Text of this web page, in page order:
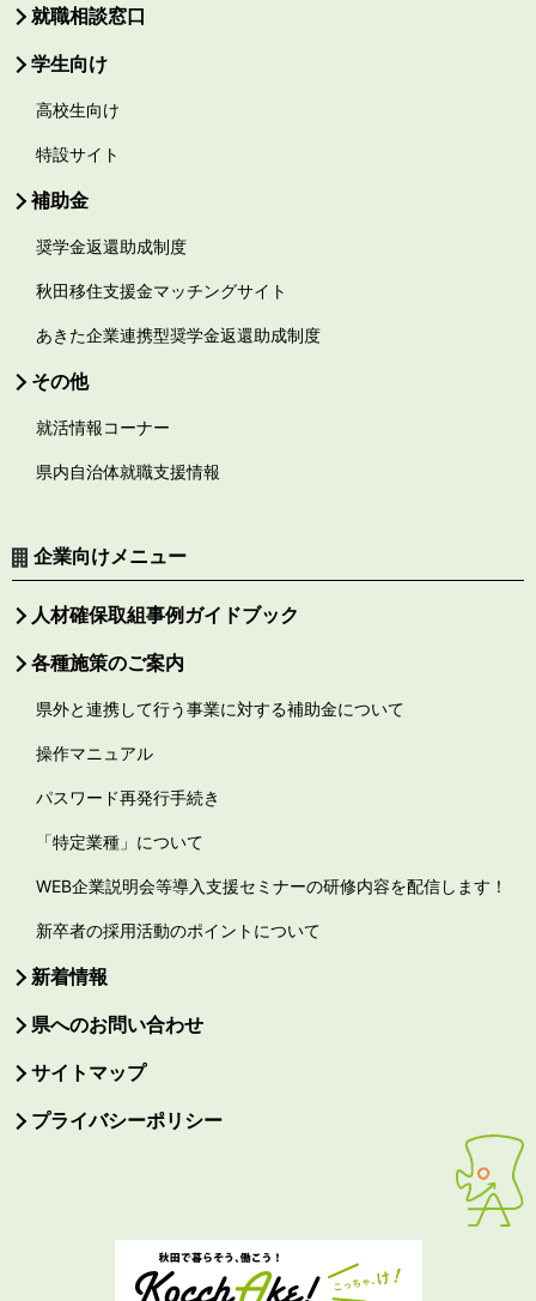
就職相談窓口
学生向け
高校生向け
特設サイト
補助金
奨学金返還助成制度
秋田移住支援金マッチングサイト
あきた企業連携型奨学金返還助成制度
その他
就活情報コーナー
県内自治体就職支援情報
企業向けメニュー
人材確保取組事例ガイドブック
各種施策のご案内
県外と連携して行う事業に対する補助金について
操作マニュアル
パスワード再発行手続き
「特定業種」について
WEB企業説明会等導入支援セミナーの研修内容を配信します！
新卒者の採用活動のポイントについて
新着情報
県へのお問い合わせ
サイトマップ
プライバシーポリシー